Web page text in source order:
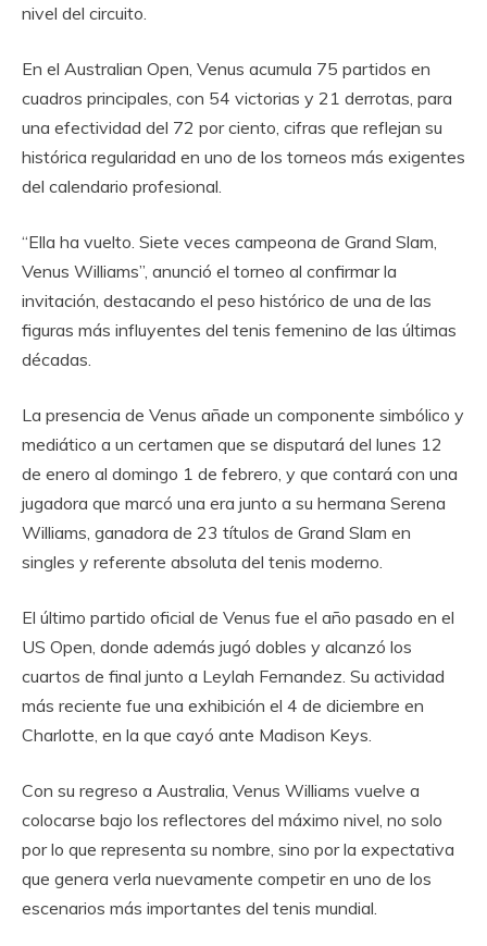
nivel del circuito.
En el Australian Open, Venus acumula 75 partidos en
cuadros principales, con 54 victorias y 21 derrotas, para
una efectividad del 72 por ciento, cifras que reflejan su
histórica regularidad en uno de los torneos más exigentes
del calendario profesional.
“Ella ha vuelto. Siete veces campeona de Grand Slam,
Venus Williams”, anunció el torneo al confirmar la
invitación, destacando el peso histórico de una de las
figuras más influyentes del tenis femenino de las últimas
décadas.
La presencia de Venus añade un componente simbólico y
mediático a un certamen que se disputará del lunes 12
de enero al domingo 1 de febrero, y que contará con una
jugadora que marcó una era junto a su hermana Serena
Williams, ganadora de 23 títulos de Grand Slam en
singles y referente absoluta del tenis moderno.
El último partido oficial de Venus fue el año pasado en el
US Open, donde además jugó dobles y alcanzó los
cuartos de final junto a Leylah Fernandez. Su actividad
más reciente fue una exhibición el 4 de diciembre en
Charlotte, en la que cayó ante Madison Keys.
Con su regreso a Australia, Venus Williams vuelve a
colocarse bajo los reflectores del máximo nivel, no solo
por lo que representa su nombre, sino por la expectativa
que genera verla nuevamente competir en uno de los
escenarios más importantes del tenis mundial.